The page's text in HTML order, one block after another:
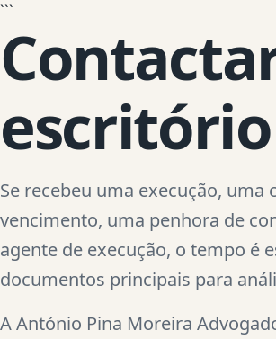
```
escritório
Se recebeu uma execução,
vencimento, uma penhora de
agente de execução, o tempo é
documentos principais para
A António Pina Moreira